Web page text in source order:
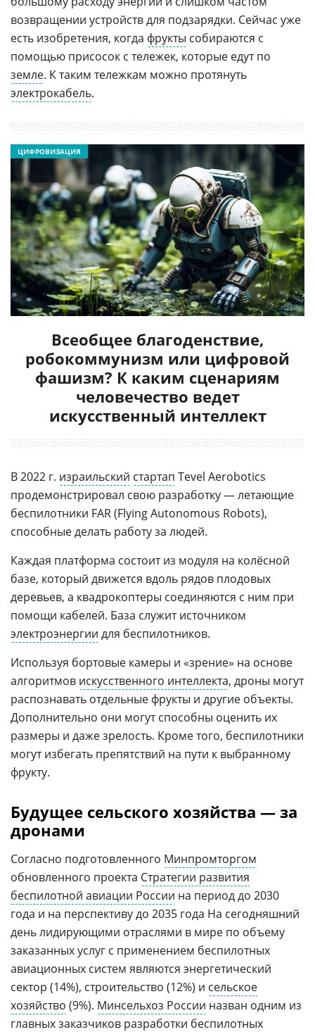
возвращении устройств для подзарядки. Сейчас уже
есть изобретения, когда фрукты собираются с
помощью присосок с тележек, которые едут по
земле. К таким тележкам можно протянуть
электрокабель.
Всеобщее благоденствие,
робокоммунизм или цифровой
фашизм? К каким сценариям
человечество ведет
искусственный интеллект
ЦИФРОВИЗАЦИЯ
В 2022 г. израильский стартап Tevel Aerobotics
продемонстрировал свою разработку — летающие
беспилотники FAR (Flying Autonomous Robots),
способные делать работу за людей.
Каждая платформа состоит из модуля на колёсной
базе, который движется вдоль рядов плодовых
деревьев, а квадрокоптеры соединяются с ним при
помощи кабелей. База служит источником
электроэнергии для беспилотников.
Используя бортовые камеры и «зрение» на основе
алгоритмов искусственного интеллекта, дроны могут
распознавать отдельные фрукты и другие объекты.
Дополнительно они могут способны оценить их
размеры и даже зрелость. Кроме того, беспилотники
могут избегать препятствий на пути к выбранному
фрукту.
Будущее сельского хозяйства — за
дронами
Согласно подготовленного Минпромторгом
обновленного проекта Стратегии развития
беспилотной авиации России на период до 2030
года и на перспективу до 2035 года На сегодняшний
день лидирующими отраслями в мире по объему
заказанных услуг с применением беспилотных
авиационных систем являются энергетический
сектор (14%), строительство (12%) и сельское
хозяйство (9%). Минсельхоз России назван одним из
главных заказчиков разработки беспилотных